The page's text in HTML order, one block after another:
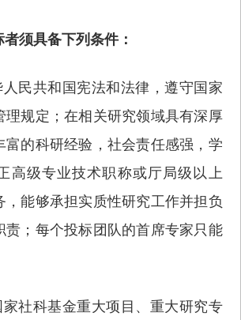
者须具备下列条件：
人民共和国宪法和法律，遵守国家
理规定；在相关研究领域具有深厚
富的科研经验，社会责任感强，学
高级专业技术职称或厅局级以上
，能够承担实质性研究工作并担负
责；每个投标团队的首席专家只能
家社科基金重大项目、重大研究专